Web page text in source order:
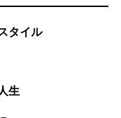
タイル
生